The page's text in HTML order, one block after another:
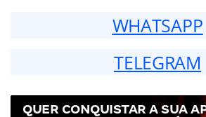
WHATSAPP
TELEGRAM
QUER CONQUISTAR A SUA